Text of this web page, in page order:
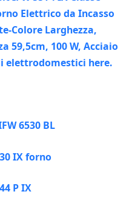
6530 BL
IX forno
P IX